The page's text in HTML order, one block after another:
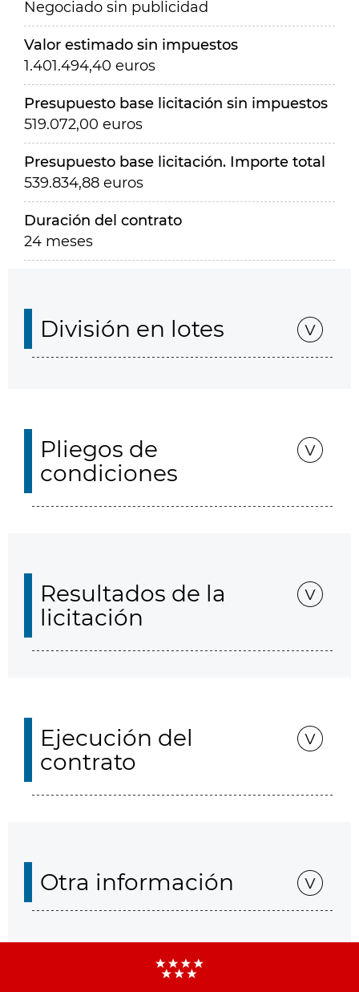
Negociado sin publicidad
Valor estimado sin impuestos
1.401.494,40 euros
Presupuesto base licitación sin impuestos
519.072,00 euros
Presupuesto base licitación. Importe total
539.834,88 euros
Duración del contrato
24 meses
División en lotes
Pliegos de
condiciones
Resultados de la
licitación
Ejecución del
contrato
Otra información